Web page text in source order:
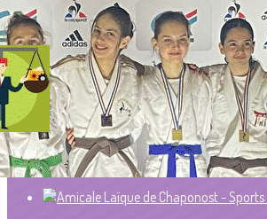
Exporter les lignes sélectionnées
Exporter toutes les colonnes
Exporter uniquement les colonnes affichées
Menu
Ajoutez un logo, un bouton, des réseaux sociaux
Cliquez pour éditer